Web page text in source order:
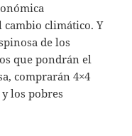
cambio climático. Y
de los
que pondrán el
comprarán 4×4
los pobres